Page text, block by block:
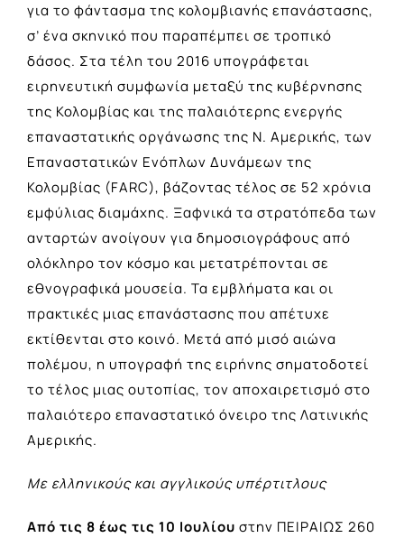
για το φάντασμα της κολομβιανής επανάστασης,
σ’ ένα σκηνικό που παραπέμπει σε τροπικό
δάσος. Στα τέλη του 2016 υπογράφεται
ειρηνευτική συμφωνία μεταξύ της κυβέρνησης
της Κολομβίας και της παλαιότερης ενεργής
επαναστατικής οργάνωσης της Ν. Αμερικής, των
Επαναστατικών Ενόπλων Δυνάμεων της
Κολομβίας (FARC), βάζοντας τέλος σε 52 χρόνια
εμφύλιας διαμάχης. Ξαφνικά τα στρατόπεδα των
ανταρτών ανοίγουν για δημοσιογράφους από
ολόκληρο τον κόσμο και μετατρέπονται σε
εθνογραφικά μουσεία. Τα εμβλήματα και οι
πρακτικές μιας επανάστασης που απέτυχε
εκτίθενται στο κοινό. Μετά από μισό αιώνα
πολέμου, η υπογραφή της ειρήνης σηματοδοτεί
το τέλος μιας ουτοπίας, τον αποχαιρετισμό στο
παλαιότερο επαναστατικό όνειρο της Λατινικής
Αμερικής.
Με ελληνικούς και αγγλικούς υπέρτιτλους
Από τις 8 έως τις 10 Ιουλίου στην ΠΕΙΡΑΙΩΣ 260